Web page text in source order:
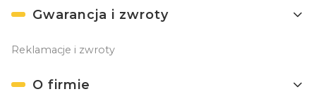
Gwarancja i zwroty
Reklamacje i zwroty
O firmie